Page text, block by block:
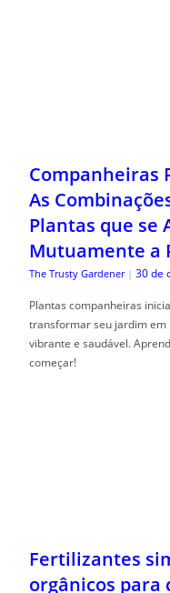
Companheiras
As
Plantas que se
Mutuamente a
The Trusty Gardener | 30 de
Plantas companheiras
transformar seu jardim em
vibrante e saudável.
começar!
Fertilizantes
orgânicos para